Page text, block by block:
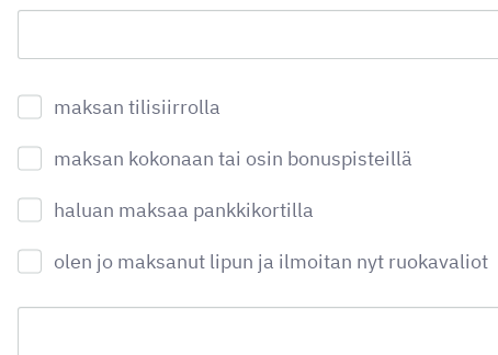
maksan tilisiirrolla
maksan kokonaan tai osin bonuspisteillä
haluan maksaa pankkikortilla
olen jo maksanut lipun ja ilmoitan nyt ruokavaliot